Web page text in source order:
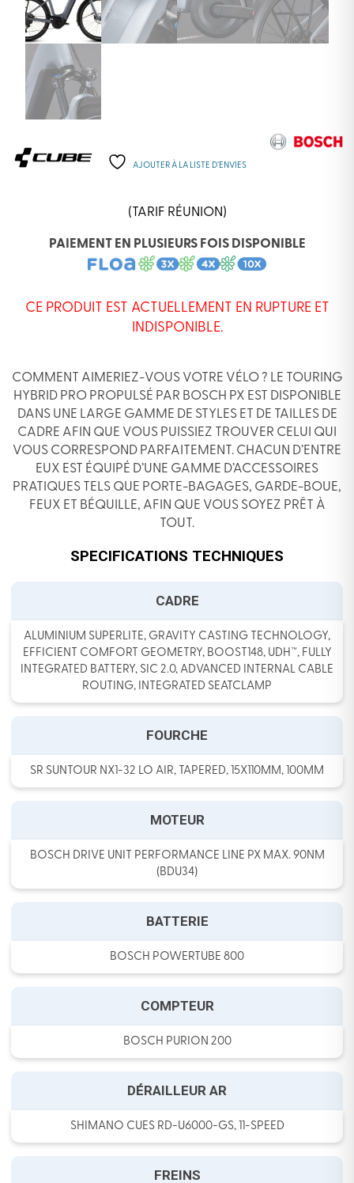
AJOUTER À LA LISTE D’ENVIES
(TARIF RÉUNION)
PAIEMENT EN PLUSIEURS FOIS DISPONIBLE
CE PRODUIT EST ACTUELLEMENT EN RUPTURE ET
INDISPONIBLE.
COMMENT AIMERIEZ-VOUS VOTRE VÉLO ? LE TOURING
HYBRID PRO PROPULSÉ PAR BOSCH PX EST DISPONIBLE
DANS UNE LARGE GAMME DE STYLES ET DE TAILLES DE
CADRE AFIN QUE VOUS PUISSIEZ TROUVER CELUI QUI
VOUS CORRESPOND PARFAITEMENT. CHACUN D’ENTRE
EUX EST ÉQUIPÉ D’UNE GAMME D’ACCESSOIRES
PRATIQUES TELS QUE PORTE-BAGAGES, GARDE-BOUE,
FEUX ET BÉQUILLE, AFIN QUE VOUS SOYEZ PRÊT À
TOUT.
SPECIFICATIONS TECHNIQUES
CADRE
ALUMINIUM SUPERLITE, GRAVITY CASTING TECHNOLOGY,
EFFICIENT COMFORT GEOMETRY, BOOST148, UDH™, FULLY
INTEGRATED BATTERY, SIC 2.0, ADVANCED INTERNAL CABLE
ROUTING, INTEGRATED SEATCLAMP
FOURCHE
SR SUNTOUR NX1-32 LO AIR, TAPERED, 15X110MM, 100MM
MOTEUR
BOSCH DRIVE UNIT PERFORMANCE LINE PX MAX. 90NM
(BDU34)
BATTERIE
BOSCH POWERTUBE 800
COMPTEUR
BOSCH PURION 200
DÉRAILLEUR AR
SHIMANO CUES RD-U6000-GS, 11-SPEED
FREINS